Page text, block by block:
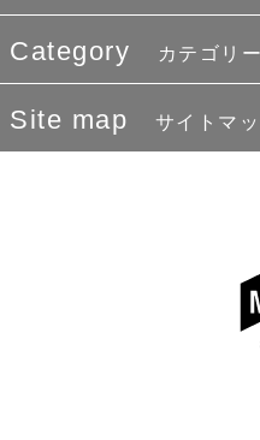
Category カテゴリ
Site map サイトマ